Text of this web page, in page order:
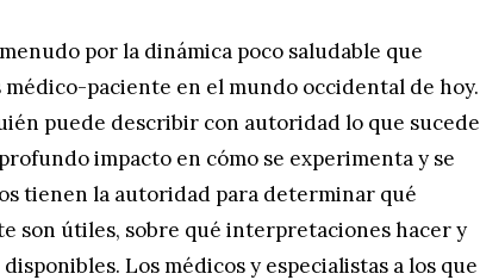
por la dinámica poco saludable que
paciente en el mundo occidental de hoy.
puede describir con autoridad lo que sucede
impacto en cómo se experimenta y se
tienen la autoridad para determinar qué
son útiles, sobre qué interpretaciones hacer y
Los médicos y especialistas a los que